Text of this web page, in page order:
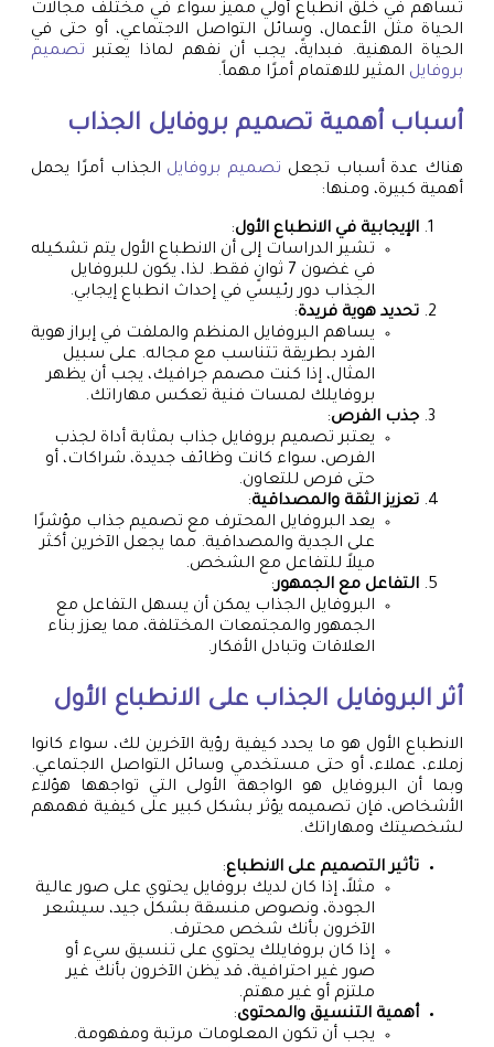
تساهم في خلق انطباع أولي مميز سواء في مختلف مجالات
الحياة مثل الأعمال، وسائل التواصل الاجتماعي، أو حتى في
الحياة المهنية. فبدايةً، يجب أن نفهم لماذا يعتبر تصميم
بروفايل المثير للاهتمام أمرًا مهماً.
أسباب أهمية تصميم بروفايل الجذاب
هناك عدة أسباب تجعل تصميم بروفايل الجذاب أمرًا يحمل
أهمية كبيرة، ومنها:
الإيجابية في الانطباع الأول:
تشير الدراسات إلى أن الانطباع الأول يتم تشكيله
في غضون 7 ثوانٍ فقط. لذا، يكون للبروفايل
الجذاب دور رئيسي في إحداث انطباع إيجابي.
تحديد هوية فريدة:
يساهم البروفايل المنظم والملفت في إبراز هوية
الفرد بطريقة تتناسب مع مجاله. على سبيل
المثال، إذا كنت مصمم جرافيك، يجب أن يظهر
بروفايلك لمسات فنية تعكس مهاراتك.
جذب الفرص:
يعتبر تصميم بروفايل جذاب بمثابة أداة لجذب
الفرص، سواء كانت وظائف جديدة، شراكات، أو
حتى فرص للتعاون.
تعزيز الثقة والمصداقية:
يعد البروفايل المحترف مع تصميم جذاب مؤشرًا
على الجدية والمصداقية. مما يجعل الآخرين أكثر
ميلاً للتفاعل مع الشخص.
التفاعل مع الجمهور:
البروفايل الجذاب يمكن أن يسهل التفاعل مع
الجمهور والمجتمعات المختلفة، مما يعزز بناء
العلاقات وتبادل الأفكار.
أثر البروفايل الجذاب على الانطباع الأول
الانطباع الأول هو ما يحدد كيفية رؤية الآخرين لك، سواء كانوا
زملاء، عملاء، أو حتى مستخدمي وسائل التواصل الاجتماعي.
وبما أن البروفايل هو الواجهة الأولى التي تواجهها هؤلاء
الأشخاص، فإن تصميمه يؤثر بشكل كبير على كيفية فهمهم
لشخصيتك ومهاراتك.
تأثير التصميم على الانطباع:
مثلاً، إذا كان لديك بروفايل يحتوي على صور عالية
الجودة، ونصوص منسقة بشكل جيد، سيشعر
الآخرون بأنك شخص محترف.
إذا كان بروفايلك يحتوي على تنسيق سيء أو
صور غير احترافية، قد يظن الآخرون بأنك غير
ملتزم أو غير مهتم.
أهمية التنسيق والمحتوى:
يجب أن تكون المعلومات مرتبة ومفهومة.